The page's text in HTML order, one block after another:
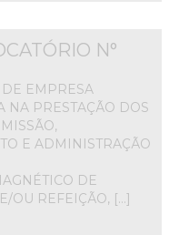
N°
EMPRESA
NA PRESTAÇÃO DOS
E ADMINISTRAÇÃO
DE
OU REFEIÇÃO, […]